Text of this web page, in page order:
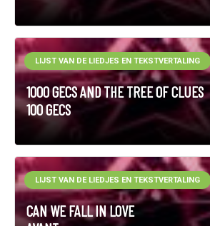
1000 GECS AND THE TREE OF CLUES
100 GECS
LIJST VAN DE LIEDJES EN TEKSTVERTALING
CAN WE FALL IN LOVE
LIJST VAN DE LIEDJES EN TEKSTVERTALING